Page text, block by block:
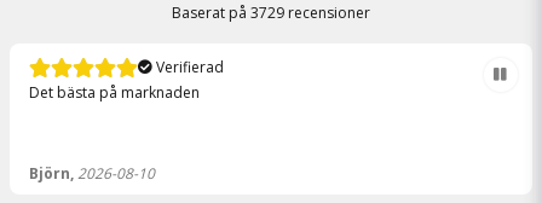
Baserat på 3729 recensioner
Verifierad
Det bästa på marknaden
Björn,2026-08-10